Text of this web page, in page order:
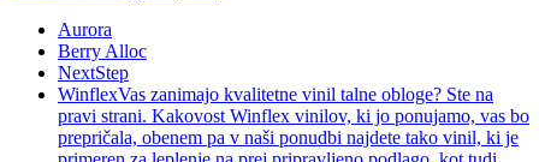
Aurora
Berry Alloc
NextStep
WinflexVas zanimajo kvalitetne vinil talne obloge? Ste na
pravi strani. Kakovost Winflex vinilov, ki jo ponujamo, vas bo
prepričala, obenem pa v naši ponudbi najdete tako vinil, ki je